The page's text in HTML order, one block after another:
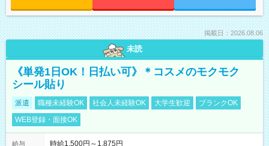
掲載日：2026.08.06
未読
《単発1日OK！日払い可》＊コスメのモクモク
シール貼り
派遣 職種未経験OK 社会人未経験OK 大学生歓迎
ブランクOK
WEB登録・面接OK
給与 時給1,500円～1,875円